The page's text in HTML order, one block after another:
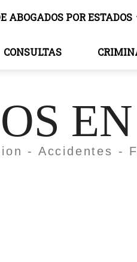
ABOGADOS POR ESTADOS
CONSULTAS
- Accidentes -